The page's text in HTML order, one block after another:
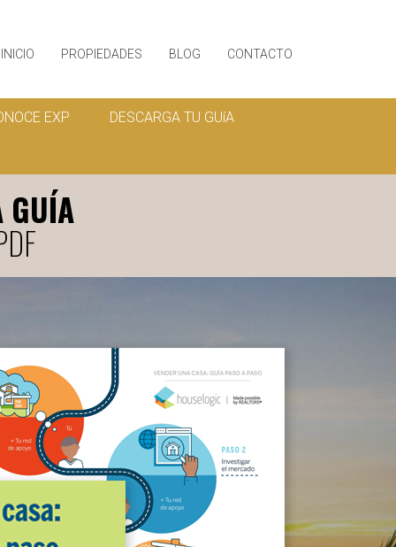
INICIO PROPIEDADES BLOG CONTACTO
EXP DESCARGA TU GUíA
GUÍA